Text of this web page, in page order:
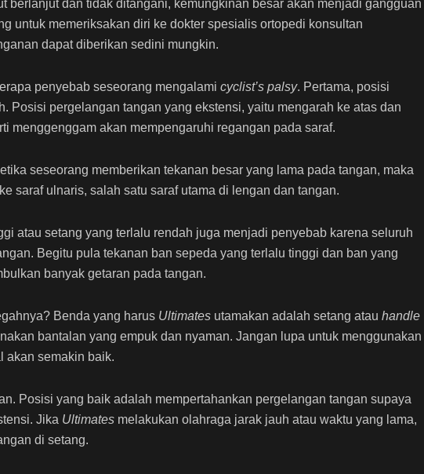
berlanjut dan tidak ditangani, kemungkinan besar akan menjadi gangguan
untuk memeriksakan diri ke dokter spesialis ortopedi konsultan
dapat diberikan sedini mungkin.
penyebab seseorang mengalami cyclist’s palsy. Pertama, posisi
Posisi pergelangan tangan yang ekstensi, yaitu mengarah ke atas dan
menggenggam akan mempengaruhi regangan pada saraf.
seseorang memberikan tekanan besar yang lama pada tangan, maka
saraf ulnaris, salah satu saraf utama di lengan dan tangan.
atau setang yang terlalu rendah juga menjadi penyebab karena seluruh
Begitu pula tekanan ban sepeda yang terlalu tinggi dan ban yang
banyak getaran pada tangan.
Benda yang harus Ultimates utamakan adalah setang atau handle
bantalan yang empuk dan nyaman. Jangan lupa untuk menggunakan
akan semakin baik.
Posisi yang baik adalah mempertahankan pergelangan tangan supaya
Jika Ultimates melakukan olahraga jarak jauh atau waktu yang lama,
di setang.